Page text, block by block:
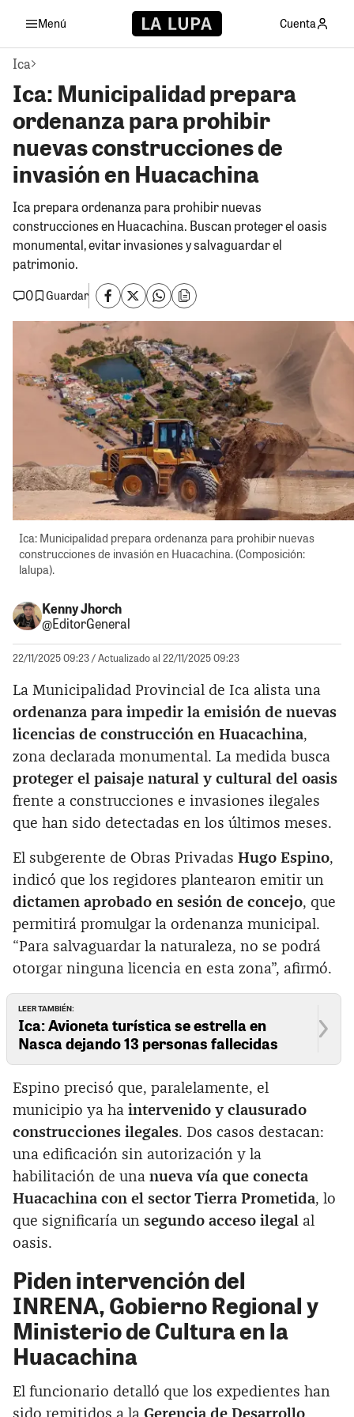
Menú Cuenta
Ica
Ica: Municipalidad prepara
ordenanza para prohibir
nuevas construcciones de
invasión en Huacachina
Ica prepara ordenanza para prohibir nuevas
construcciones en Huacachina. Buscan proteger el oasis
monumental, evitar invasiones y salvaguardar el
patrimonio.
0
Guardar
Ica: Municipalidad prepara ordenanza para prohibir nuevas
construcciones de invasión en Huacachina. (Composición:
lalupa).
Kenny Jhorch
@EditorGeneral
22/11/2025 09:23/ Actualizado al 22/11/2025 09:23
La Municipalidad Provincial de Ica alista una
ordenanza para impedir la emisión de nuevas
licencias de construcción en Huacachina,
zona declarada monumental. La medida busca
proteger el paisaje natural y cultural del oasis
frente a construcciones e invasiones ilegales
que han sido detectadas en los últimos meses.
El subgerente de Obras Privadas Hugo Espino,
indicó que los regidores plantearon emitir un
dictamen aprobado en sesión de concejo, que
permitirá promulgar la ordenanza municipal.
“Para salvaguardar la naturaleza, no se podrá
otorgar ninguna licencia en esta zona”, afirmó.
LEER TAMBIÉN:
Ica: Avioneta turística se estrella en
Nasca dejando 13 personas fallecidas
Espino precisó que, paralelamente, el
municipio ya ha intervenido y clausurado
construcciones ilegales. Dos casos destacan:
una edificación sin autorización y la
habilitación de una nueva vía que conecta
Huacachina con el sector Tierra Prometida, lo
que significaría un segundo acceso ilegal al
oasis.
Piden intervención del
INRENA, Gobierno Regional y
Ministerio de Cultura en la
Huacachina
El funcionario detalló que los expedientes han
sido remitidos a la Gerencia de Desarrollo